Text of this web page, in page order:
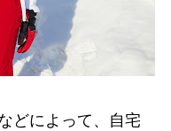
どによって、自宅